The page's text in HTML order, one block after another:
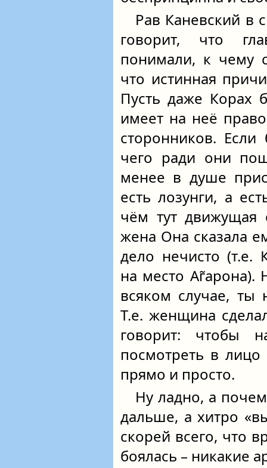
Рав Каневский в
говорит, что
понимали, к чему
что истинная
Пусть даже Корах
имеет на неё
сторонников.
чего ради они
менее в душе
есть лозунги, а
чём тут движущая
жена Она сказала
дело нечисто (т.е.
на место
всяком случае, ты
Т.е. женщина
говорит: чтобы
посмотреть в лицо
прямо и просто.
Ну ладно, а
дальше, а хитро
скорей всего, что
боялась – никакие